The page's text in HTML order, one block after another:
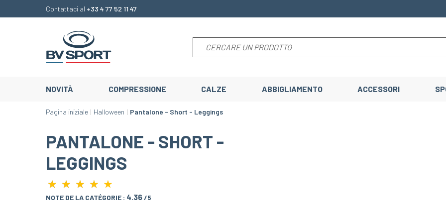
Contattaci al +33 4 77 52 11 47
NOVITÀ COMPRESSIONE CALZE ABBIGLIAMENTO ACCESSORI
Pagina iniziale Halloween Pantalone - Short - Leggings
PANTALONE - SHORT -
LEGGINGS
★ ★ ★ ★
★ ★ ★ ★ ★
NOTE DE LA CATÉGORIE : 4.36/5